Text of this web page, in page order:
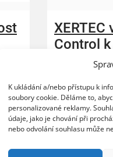
K ukládání a/nebo přístupu k
soubory cookie. Děláme to,
personalizované reklamy.
údaje, jako je chování při
nebo odvolání souhlasu může
XERTEC
Control
20.07.2026
Organizace
nad síťovým
před
systém pro
Software,